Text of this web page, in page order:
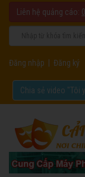
Liên hệ quảng cáo:
Đăng nhập Đăng ký
Chia sẻ video "Tôi